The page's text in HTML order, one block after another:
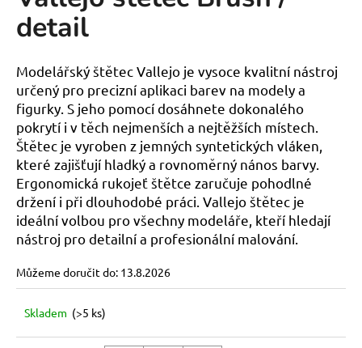
0,0
z
hvězdiček.
detail
Modelářský štětec Vallejo je vysoce kvalitní nástroj
určený pro precizní aplikaci barev na modely a
figurky. S jeho pomocí dosáhnete dokonalého
pokrytí i v těch nejmenších a nejtěžších místech.
Štětec je vyroben z jemných syntetických vláken,
které zajišťují hladký a rovnoměrný nános barvy.
Ergonomická rukojeť štětce zaručuje pohodlné
držení i při dlouhodobé práci. Vallejo štětec je
ideální volbou pro všechny modeláře, kteří hledají
nástroj pro detailní a profesionální malování.
Můžeme doručit do: 13.8.2026
Skladem (>5 ks)
a
j
í
t
?
HLEDAT
o
p
o